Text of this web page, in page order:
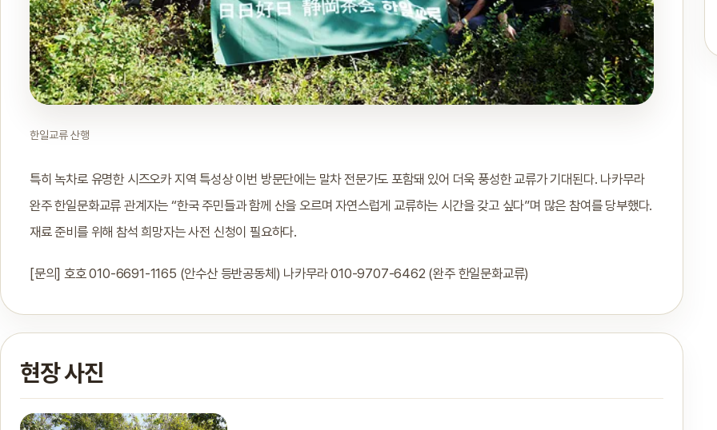
한일교류 산행
특히 녹차로 유명한 시즈오카 지역 특성상 이번 방문단에는 말차 전문가도 포함돼 있어 더욱 풍성한 교류가 기대된다. 나카무라
완주 한일문화교류 관계자는 “한국 주민들과 함께 산을 오르며 자연스럽게 교류하는 시간을 갖고 싶다”며 많은 참여를 당부했다.
재료 준비를 위해 참석 희망자는 사전 신청이 필요하다.
[문의] 호호 010-6691-1165 (안수산 등반공동체) 나카무라 010-9707-6462 (완주 한일문화교류)
현장 사진